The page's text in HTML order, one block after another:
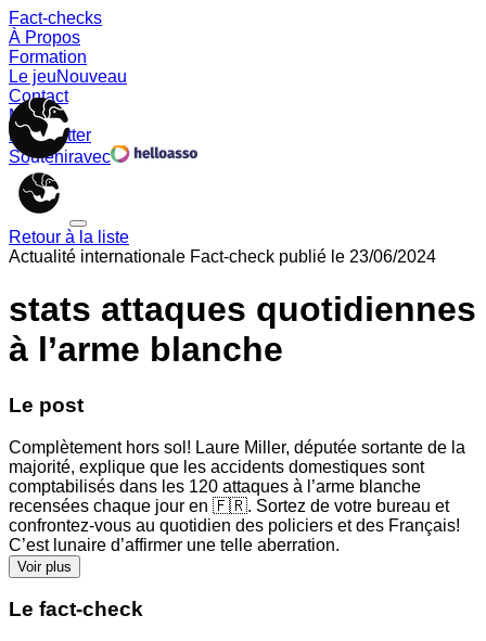
Fact-checks
À Propos
Formation
Le jeuNouveau
Contact
Memes
Newsletter
Souteniravec
Retour à la liste
Actualité internationale Fact-check publié le 23/06/2024
stats attaques quotidiennes
à l’arme blanche
Le post
Complètement hors sol! Laure Miller, députée sortante de la
majorité, explique que les accidents domestiques sont
comptabilisés dans les 120 attaques à l’arme blanche
recensées chaque jour en 🇫🇷. Sortez de votre bureau et
confrontez-vous au quotidien des policiers et des Français!
C’est lunaire d’affirmer une telle aberration.
Voir plus
Le fact-check